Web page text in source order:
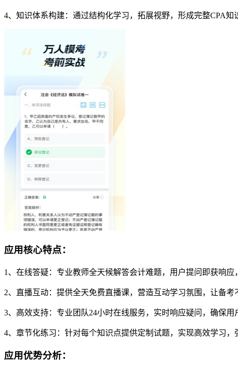
4、知识体系构建：通过结构化学习，拓展视野，形成完整CPA
应用核心特点：
1、在线答疑：专业教师全天候解答会计难题，用户提问即获响应
2、直播互动：提供全天免费直播课，营造互动学习氛围，让备考
3、高效支持：专业团队24小时在线服务，实时响应疑问，确保用
4、章节化练习：针对每个知识点提供定制试题，实现高效学习
应用优势分析：